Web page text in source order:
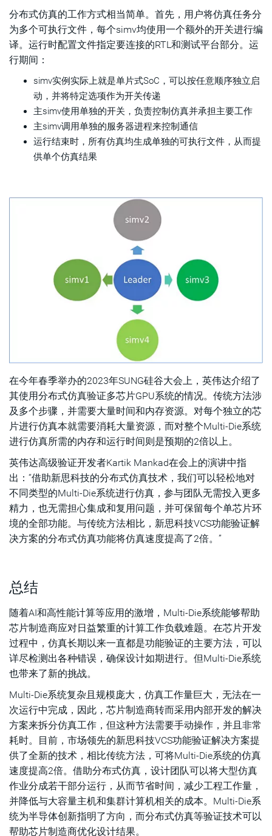
分布式仿真的工作方式相当简单。首先，用户将仿真任务分
为多个可执行文件，每个simv均使用一个额外的开关进行编
译。运行时配置文件指定要连接的RTL和测试平台部分。运
行期间：
simv实例实际上就是单片式SoC，可以按任意顺序独立启
动，并将特定选项作为开关传递
主simv使用单独的开关，负责控制仿真并承担主要工作
主simv调用单独的服务器进程来控制通信
运行结束时，所有仿真均生成单独的可执行文件，从而提
供单个仿真结果
在今年春季举办的2023年SUNG硅谷大会上，英伟达介绍了
其使用分布式仿真验证多芯片GPU系统的情况。传统方法涉
及多个步骤，并需要大量时间和内存资源。对每个独立的芯
片进行仿真本就需要消耗大量资源，而对整个Multi-Die系统
进行仿真所需的内存和运行时间则是预期的2倍以上。
英伟达高级验证开发者Kartik Mankad在会上的演讲中指
出：“借助新思科技的分布式仿真技术，我们可以轻松地对
不同类型的Multi-Die系统进行仿真，参与团队无需投入更多
精力，也无需担心集成和复用问题，并可保留每个单芯片环
境的全部功能。与传统方法相比，新思科技VCS功能验证解
决方案的分布式仿真功能将仿真速度提高了2倍。”
总结
随着AI和高性能计算等应用的激增，Multi-Die系统能够帮助
芯片制造商应对日益繁重的计算工作负载难题。在芯片开发
过程中，仿真长期以来一直都是功能验证的主要方法，可以
详尽检测出各种错误，确保设计如期进行。但Multi-Die系统
也带来了新的挑战。
Multi-Die系统复杂且规模庞大，仿真工作量巨大，无法在一
次运行中完成，因此，芯片制造商转而采用内部开发的解决
方案来拆分仿真工作，但这种方法需要手动操作，并且非常
耗时。目前，市场领先的新思科技VCS功能验证解决方案提
供了全新的技术，相比传统方法，可将Multi-Die系统的仿真
速度提高2倍。借助分布式仿真，设计团队可以将大型仿真
作业分成若干部分运行，从而节省时间，减少工程工作量，
并降低与大容量主机和集群计算机相关的成本。Multi-Die系
统为半导体创新指明了方向，而分布式仿真等验证技术可以
帮助芯片制造商优化设计结果。